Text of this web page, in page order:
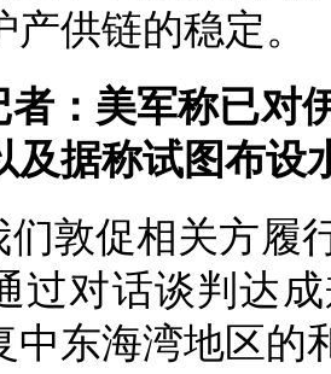
供链的稳定。
者：美军称已对
及据称试图布设
们敦促相关方履
过对话谈判达
中东海湾地区的